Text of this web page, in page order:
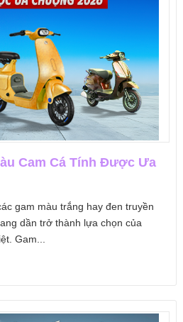
Cam Cá Tính Được Ưa
gam màu trắng hay đen truyền
dần trở thành lựa chọn của
Gam...